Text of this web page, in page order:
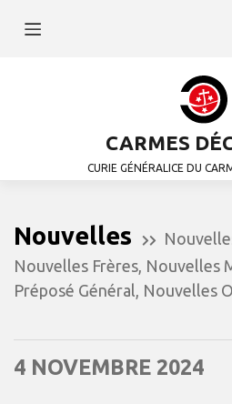
CARMES
CURIE GÉNÉRALICE DU
Nouvelles
Nouvelles Frères Nouvelles
Préposé Général Nouvelles
4 NOVEMBRE 2024